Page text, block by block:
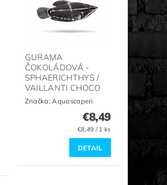
GURAMA
ČOKOLÁDOVÁ -
SPHAERICHTHYS /
VAILLANTI CHOCO
Značka: Aquascaperi
€8,49
€8,49 / 1 ks
DETAIL